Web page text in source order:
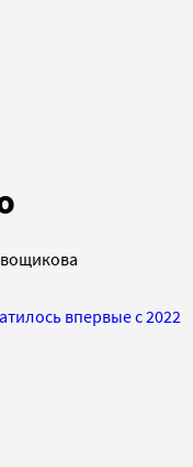
впервые с 2022